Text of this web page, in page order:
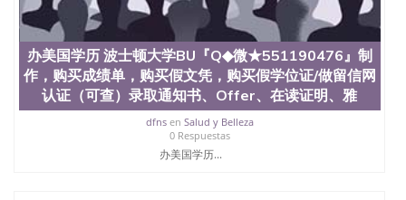
University）圣何塞州立大学学历证书（San Jose
State University）圣何塞州立大学学历证书（San
Jose State University）圣何塞州立大学学历证书
（San Jose State University）澳洲读书未毕业找人做
文凭学位qq微信551190476澳洲读CQU中央昆士兰大
学学历 绩单购买学位证书/澳洲读本科硕士做文凭/购
买澳洲大学毕业证成绩单假文凭学历
offieUniversityofSouthernQueensland 澳洲读书未毕
业找人做文凭学位qq微信551190476澳洲读CQU中央
昆士兰大学学历成绩单购买学位证书/澳洲读本科硕
办美国学历 波士顿大学BU『Q◆微★551190476』制
作，购买成绩单，购买假文凭，购买假学位证/做留信网
认证（可查）录取通知书、Offer、在读证明、雅
dfnsen Salud y Belleza
0 Respuestas
办美国学历...